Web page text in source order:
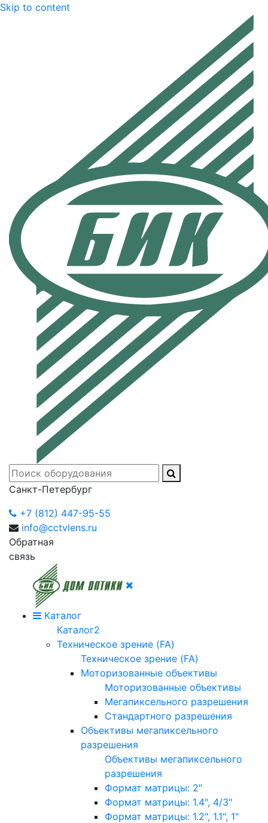
Skip to content
Санкт-Петербург
+7 (812) 447-95-55
info@cctvlens.ru
Обратная
связь
Каталог
Каталог2
Техническое зрение (FA)
Техническое зрение (FA)
Моторизованные объективы
Моторизованные объективы
Мегапиксельного разрешения
Стандартного разрешения
Объективы мегапиксельного
разрешения
Объективы мегапиксельного
разрешения
Формат матрицы: 2"
Формат матрицы: 1.4", 4/3"
Формат матрицы: 1.2", 1.1", 1"